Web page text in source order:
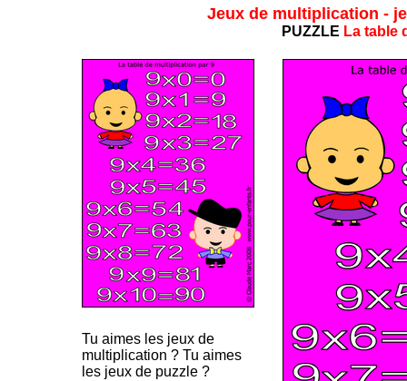
Jeux de multiplication -
PUZZLE La table
Tu aimes les jeux de
multiplication ? Tu aimes
les jeux de puzzle ?